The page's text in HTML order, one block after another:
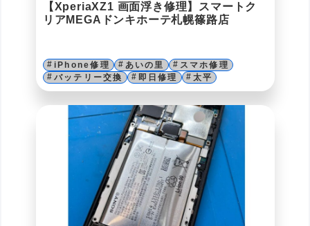
【XperiaXZ1 画面浮き修理】スマートク
リアMEGAドンキホーテ札幌篠路店
iPhone修理 あいの里
スマホ修理
バッテリー交換
即日修理 太平